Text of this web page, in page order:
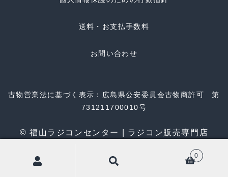
送料・お支払手数料
お問い合わせ
古物営業法に基づく表示：広島県公安委員会古物商許可 第
731211700010号
© 福山ラジコンセンター | ラジコン販売専門店
0